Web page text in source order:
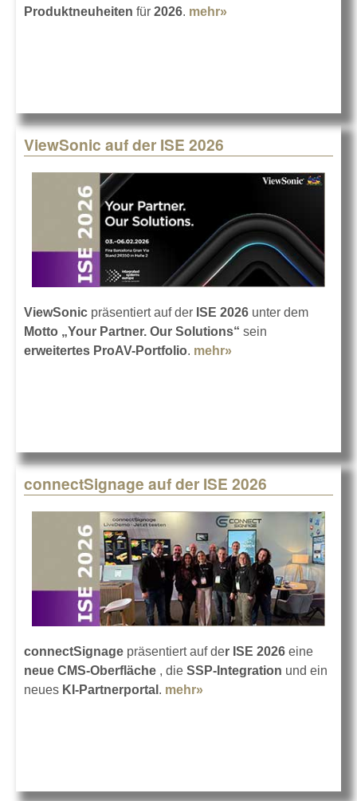
Produktneuheiten für 2026. mehr»
ViewSonic auf der ISE 2026
ViewSonic präsentiert auf der ISE 2026 unter dem
Motto „Your Partner. Our Solutions“ sein
erweitertes ProAV-Portfolio. mehr»
connectSignage auf der ISE 2026
connectSignage präsentiert auf der ISE 2026 eine
neue CMS-Oberfläche , die SSP-Integration und ein
neues KI-Partnerportal . mehr»